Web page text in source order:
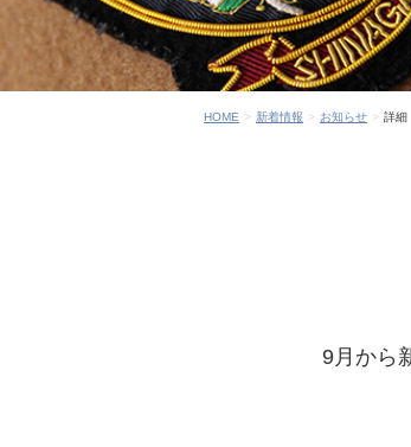
HOME 新着情報 お知らせ 詳細
9月から